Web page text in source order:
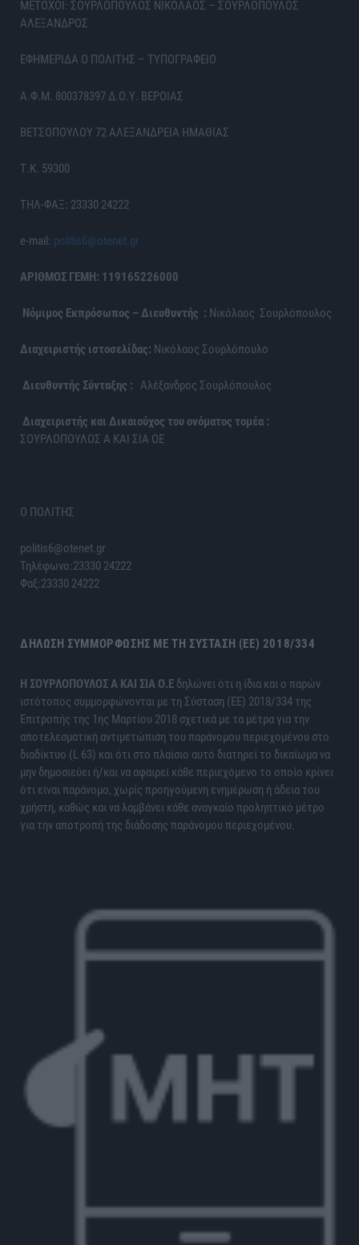
ΜΕΤΟΧΟΙ: ΣΟΥΡΛΟΠΟΥΛΟΣ ΝΙΚΟΛΑΟΣ – ΣΟΥΡΛΟΠΟΥΛΟΣ
ΑΛΕΞΑΝΔΡΟΣ
ΕΦΗΜΕΡΙΔΑ Ο ΠΟΛΙΤΗΣ – ΤΥΠΟΓΡΑΦΕΙΟ
Α.Φ.Μ. 800378397 Δ.Ο.Υ. ΒΕΡΟΙΑΣ
ΒΕΤΣΟΠΟΥΛΟΥ 72 ΑΛΕΞΑΝΔΡΕΙΑ ΗΜΑΘΙΑΣ
Τ.Κ. 59300
ΤΗΛ-ΦΑΞ: 23330 24222
e-mail: politis6@otenet.gr
ΑΡΙΘΜΟΣ ΓΕΜΗ: 119165226000
Νόμιμος Εκπρόσωπος – Διευθυντής : Νικόλαος Σουρλόπουλος
Διαχειριστής ιστοσελίδας: Νικόλαος Σουρλόπουλο
Διευθυντής Σύνταξης : Αλέξανδρος Σουρλόπουλος
Διαχειριστής και Δικαιούχος του ονόματος τομέα :
ΣΟΥΡΛΟΠΟΥΛΟΣ Α ΚΑΙ ΣΙΑ ΟΕ
Ο ΠΟΛΙΤΗΣ
politis6@otenet.gr
Τηλέφωνο:23330 24222
Φαξ:23330 24222
ΔΉΛΩΣΗ ΣΥΜΜΌΡΦΩΣΗΣ ΜΕ ΤΗ ΣΎΣΤΑΣΗ (ΕΕ) 2018/334
H ΣΟΥΡΛΟΠΟΥΛΟΣ Α ΚΑΙ ΣΙΑ Ο.Ε δηλώνει ότι η ίδια και ο παρών
ιστότοπος συμμορφώνονται με τη Σύσταση (ΕΕ) 2018/334 της
Επιτροπής της 1ης Μαρτίου 2018 σχετικά με τα μέτρα για την
αποτελεσματική αντιμετώπιση του παράνομου περιεχομένου στο
διαδίκτυο (L 63) και ότι στο πλαίσιο αυτό διατηρεί το δικαίωμα να
μην δημοσιεύει ή/και να αφαιρεί κάθε περιεχόμενο το οποίο κρίνει
ότι είναι παράνομο, χωρίς προηγούμενη ενημέρωση ή άδεια του
χρήστη, καθώς και να λαμβάνει κάθε αναγκαίο προληπτικό μέτρο
για την αποτροπή της διάδοσης παράνομου περιεχομένου.